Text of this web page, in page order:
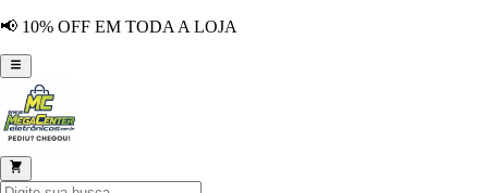
📢 10% OFF EM TODA A LOJA